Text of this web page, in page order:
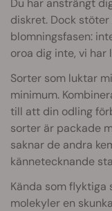
Du har ansträngt
diskret. Dock
blomningsfasen:
oroa dig inte, vi har
Sorter som luktar
minimum.
till att din odling
sorter är packade
saknar de andra
kännetecknande
Kända som flyktiga
molekyler en